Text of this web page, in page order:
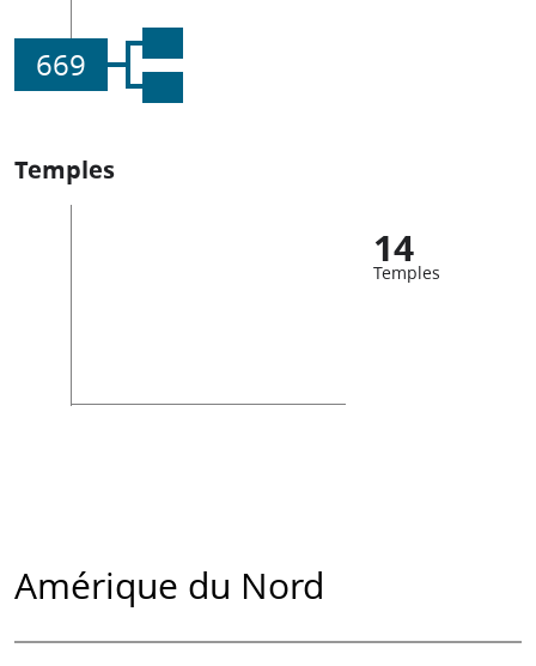
669
Temples
14
Temples
Amérique du Nord